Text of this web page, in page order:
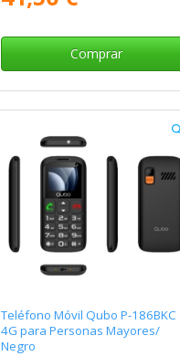
Comprar
Teléfono Móvil Qubo P-186BKC
4G para Personas Mayores/
Negro